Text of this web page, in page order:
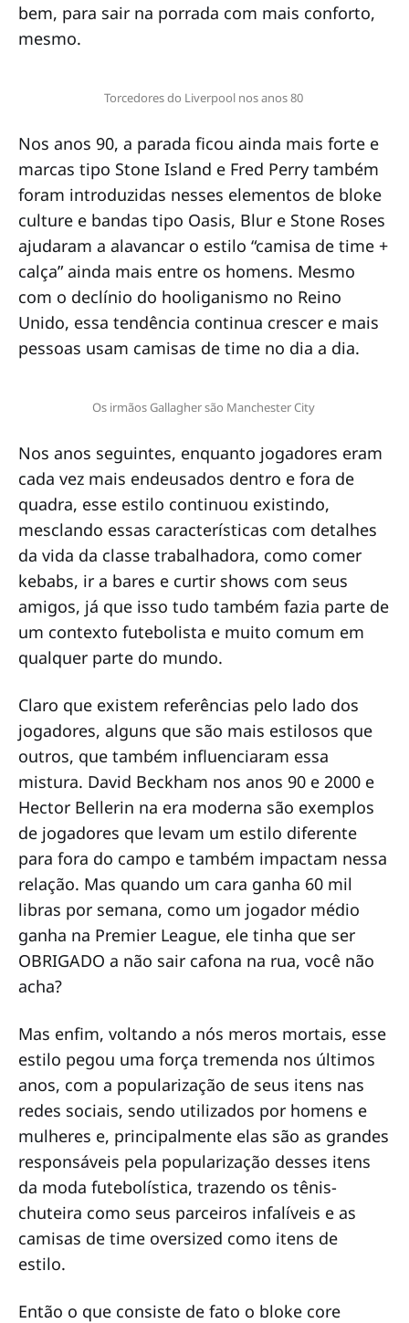
bem, para sair na porrada com mais conforto,
mesmo.
Torcedores do Liverpool nos anos 80
Nos anos 90, a parada ficou ainda mais forte e
marcas tipo Stone Island e Fred Perry também
foram introduzidas nesses elementos de bloke
culture e bandas tipo Oasis, Blur e Stone Roses
ajudaram a alavancar o estilo “camisa de time +
calça” ainda mais entre os homens. Mesmo
com o declínio do hooliganismo no Reino
Unido, essa tendência continua crescer e mais
pessoas usam camisas de time no dia a dia.
Os irmãos Gallagher são Manchester City
Nos anos seguintes, enquanto jogadores eram
cada vez mais endeusados dentro e fora de
quadra, esse estilo continuou existindo,
mesclando essas características com detalhes
da vida da classe trabalhadora, como comer
kebabs, ir a bares e curtir shows com seus
amigos, já que isso tudo também fazia parte de
um contexto futebolista e muito comum em
qualquer parte do mundo.
Claro que existem referências pelo lado dos
jogadores, alguns que são mais estilosos que
outros, que também influenciaram essa
mistura. David Beckham nos anos 90 e 2000 e
Hector Bellerin na era moderna são exemplos
de jogadores que levam um estilo diferente
para fora do campo e também impactam nessa
relação. Mas quando um cara ganha 60 mil
libras por semana, como um jogador médio
ganha na Premier League, ele tinha que ser
OBRIGADO a não sair cafona na rua, você não
acha?
Mas enfim, voltando a nós meros mortais, esse
estilo pegou uma força tremenda nos últimos
anos, com a popularização de seus itens nas
redes sociais, sendo utilizados por homens e
mulheres e, principalmente elas são as grandes
responsáveis pela popularização desses itens
da moda futebolística, trazendo os tênis-
chuteira como seus parceiros infalíveis e as
camisas de time oversized como itens de
estilo.
Então o que consiste de fato o bloke core